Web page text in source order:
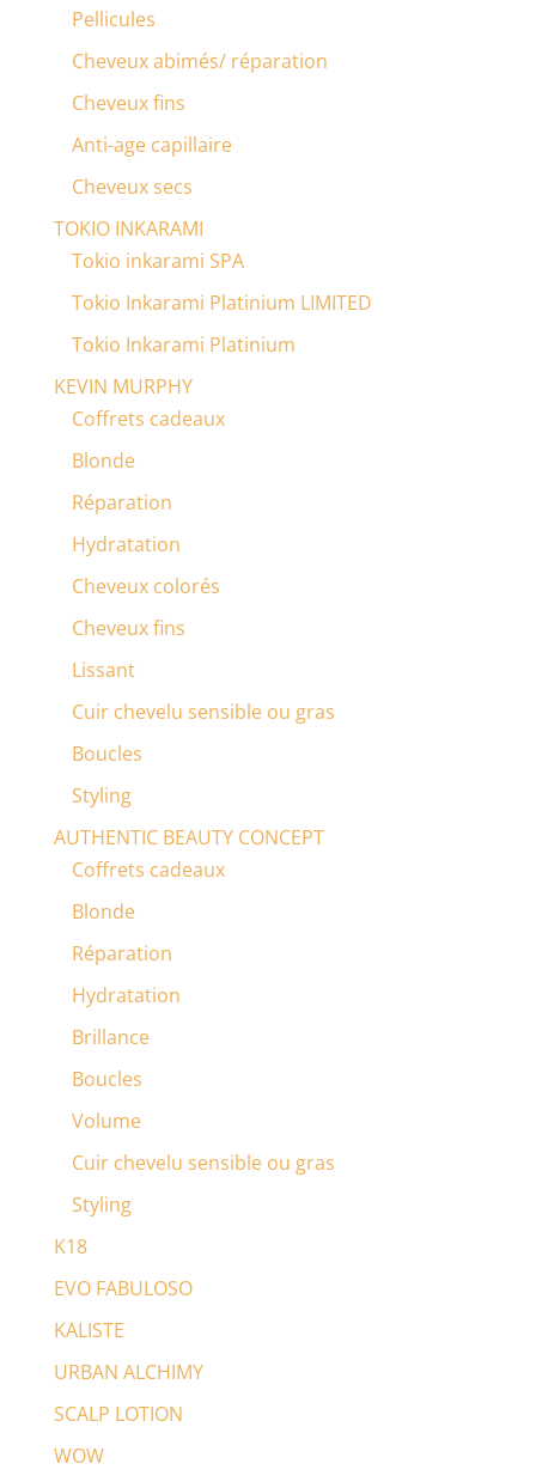
Pellicules
Cheveux abimés/ réparation
Cheveux fins
Anti-age capillaire
Cheveux secs
TOKIO INKARAMI
Tokio inkarami SPA
Tokio Inkarami Platinium LIMITED
Tokio Inkarami Platinium
KEVIN MURPHY
Coffrets cadeaux
Blonde
Réparation
Hydratation
Cheveux colorés
Cheveux fins
Lissant
Cuir chevelu sensible ou gras
Boucles
Styling
AUTHENTIC BEAUTY CONCEPT
Coffrets cadeaux
Blonde
Réparation
Hydratation
Brillance
Boucles
Volume
Cuir chevelu sensible ou gras
Styling
K18
EVO FABULOSO
KALISTE
URBAN ALCHIMY
SCALP LOTION
WOW